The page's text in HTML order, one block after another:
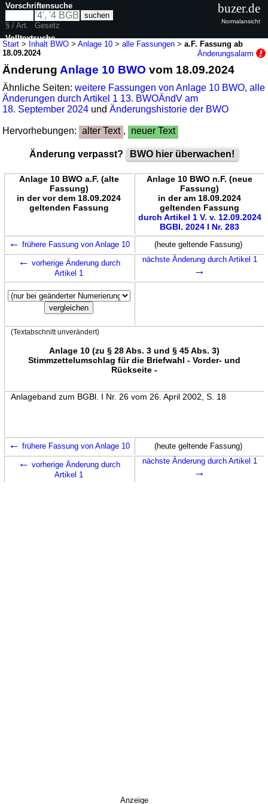
Start > Inhalt BWO >Anlage 10 >alle Fassungen >a.F. Fassung ab
18.09.2024
Änderungsalarm
Änderung Anlage 10 BWO vom 18.09.2024
Ähnliche Seiten:weitere Fassungen von Anlage 10 BWO,alle
Änderungen durch Artikel 1 13. BWOÄndV am
18. September 2024 undÄnderungshistorie der BWO
Hervorhebungen: alter Text , neuer Text
Änderung verpasst? BWO hier überwachen!
Anlage 10 BWO a.F. (alte
Fassung)
in der vor dem 18.09.2024
geltenden Fassung
Anlage 10 BWO n.F. (neue
Fassung)
in der am 18.09.2024
geltenden Fassung
durch Artikel 1 V. v. 12.09.2024
BGBl. 2024 I Nr. 283
← frühere Fassung von Anlage 10 (heute geltende Fassung)
← vorherige Änderung durch
Artikel 1
nächste Änderung durch Artikel 1
→
(Textabschnitt unverändert)
Anlage 10 (zu § 28 Abs. 3 und § 45 Abs. 3)
Stimmzettelumschlag für die Briefwahl - Vorder- und
Rückseite -
Anlageband zum BGBl. I Nr. 26 vom 26. April 2002, S. 18
← frühere Fassung von Anlage 10 (heute geltende Fassung)
← vorherige Änderung durch
Artikel 1
nächste Änderung durch Artikel 1
→
Vorschriftensuche
§ / Art.
Gesetz
Volltextsuche
buzer.de
Normalansicht
Anzeige